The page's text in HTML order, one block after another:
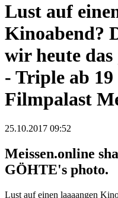
Lust auf
Kinoabend?
wir heute
- Triple ab
Filmpalast
25.10.2017 09:52
Meissen.online
GÖHTE's photo.
Lust auf einen laaaangen